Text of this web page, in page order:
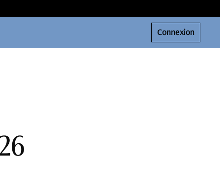
Connexion